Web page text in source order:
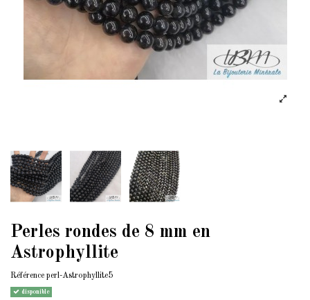
Perles rondes de 8 mm en
Astrophyllite
Référence perl-Astrophyllite5
disponible